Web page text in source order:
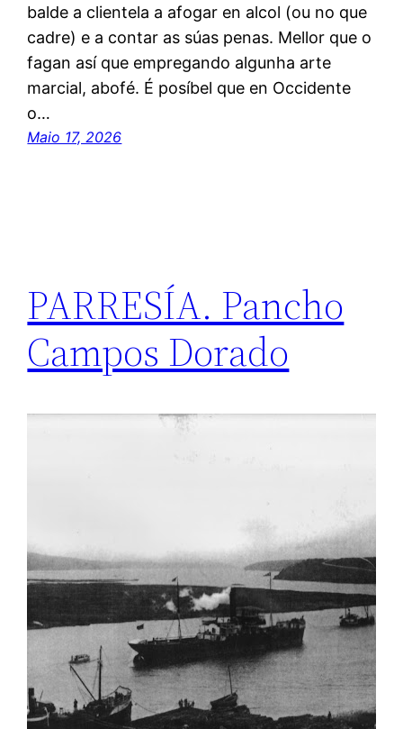
balde a clientela a afogar en alcol (ou no que
cadre) e a contar as súas penas. Mellor que o
fagan así que empregando algunha arte
marcial, abofé. É posíbel que en Occidente
o…
Maio 17, 2026
PARRESÍA. Pancho
Campos Dorado